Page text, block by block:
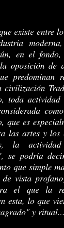
existe entre
en el
oposición de
predominan
toda
que es
las artes y
la
se podría
que simple
de vista
el que la
esta, lo que
y